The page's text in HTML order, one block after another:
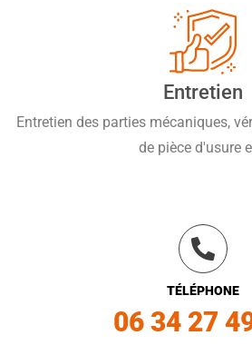
Entretien
Entretien des parties mécaniques,
de pièce d'usure
TÉLÉPHONE
06 34 27